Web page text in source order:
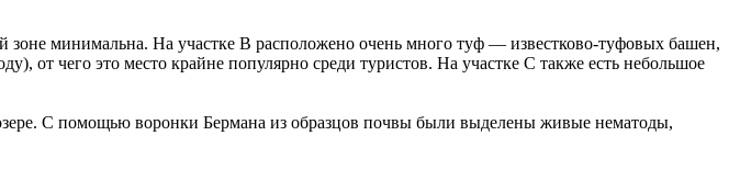
зоне минимальна. На участке В расположено очень много туф — известково-туфовых башен,
от чего это место крайне популярно среди туристов. На участке С также есть небольшое
С помощью воронки Бермана из образцов почвы были выделены живые нематоды,